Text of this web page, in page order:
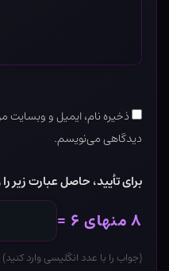
ذخیره نام، ایمیل و وبسایت
دیدگاهی می‌نویسم.
برای تأیید، حاصل عبارت زیر
۸ منهای ۶ =
(جواب را با عدد انگلیسی وارد کنید)